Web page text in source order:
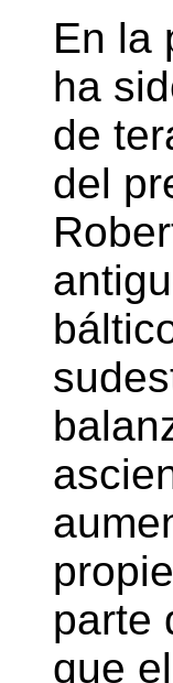
En la
ha
de
del
parte
que